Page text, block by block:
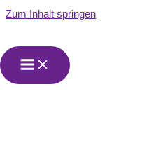
Zum Inhalt springen